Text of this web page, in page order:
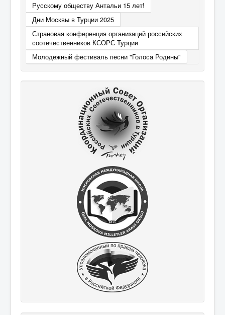
Русскому обществу Антальи 15 лет!
Дни Москвы в Турции 2025
Страновая конференция организаций российских
соотечественников КСОРС Турции
Молодежный фестиваль песни "Голоса Родины"